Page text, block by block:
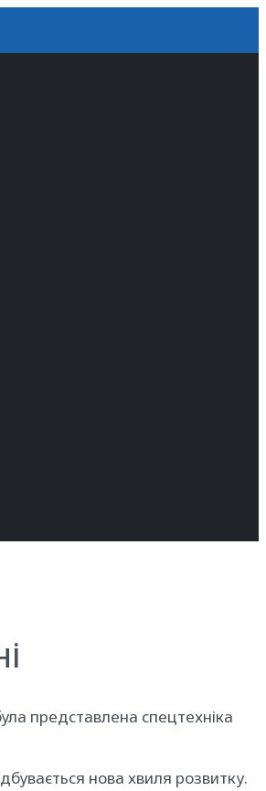
представлена спецтехніка
нова хвиля розвитку.